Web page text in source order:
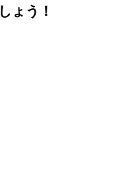
ょう！